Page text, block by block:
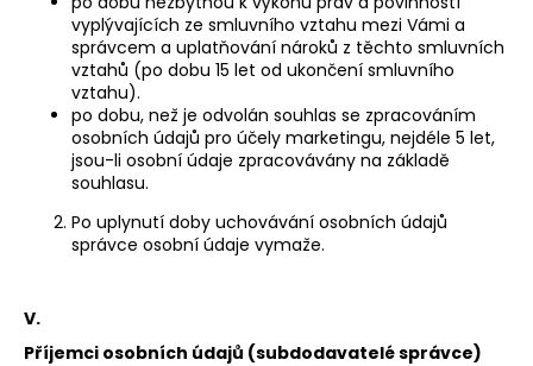
vyplývajících ze smluvního vztahu mezi Vámi a
správcem a uplatňování nároků z těchto smluvních
vztahů (po dobu 15 let od ukončení smluvního
vztahu).
po dobu, než je odvolán souhlas se zpracováním
osobních údajů pro účely marketingu, nejdéle 5 let,
jsou-li osobní údaje zpracovávány na základě
souhlasu.
Po uplynutí doby uchovávání osobních údajů
správce osobní údaje vymaže.
V.
Příjemci osobních údajů (subdodavatelé správce)